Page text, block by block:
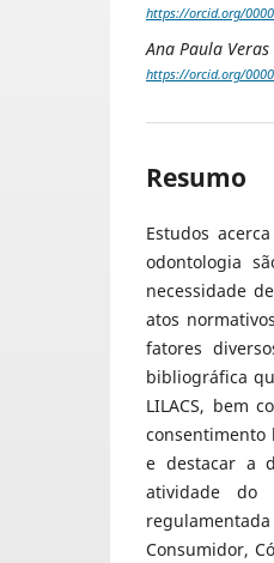
https://orcid.org/
Ana Paula
https://orcid.org/
Resumo
Estudos
odontologia
necessidade
atos
fatores
bibliográfica
LILACS, bem
e destacar a
atividade do
Consumidor,